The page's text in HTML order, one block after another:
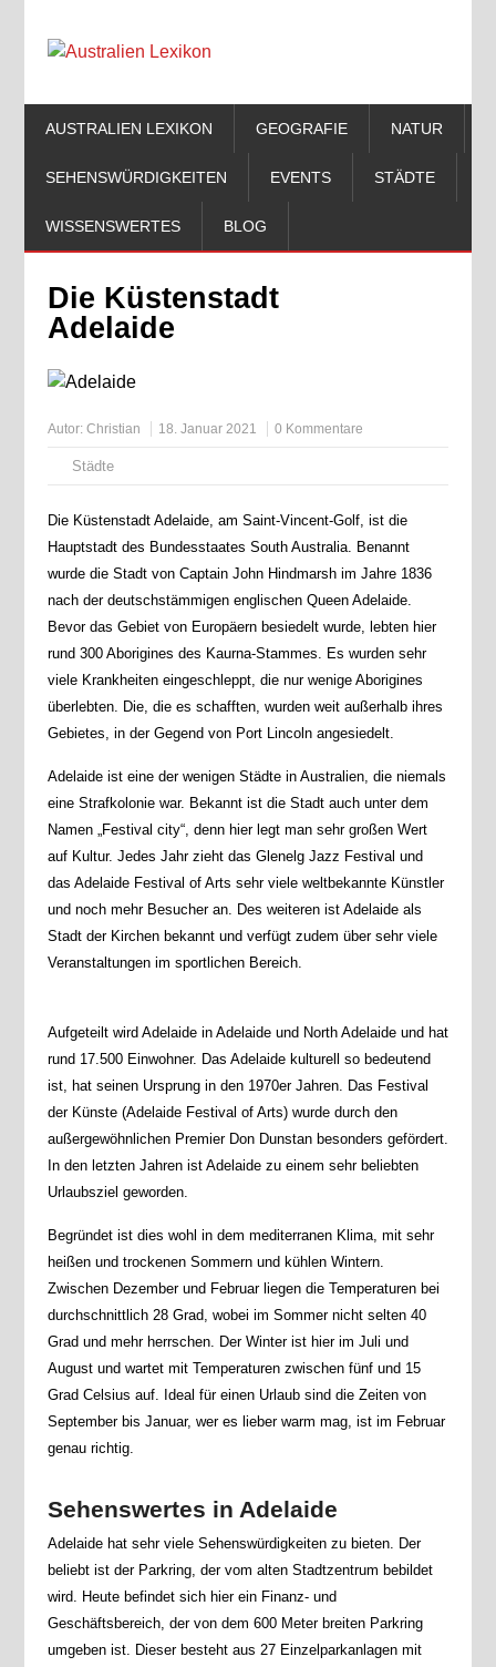
AUSTRALIEN LEXIKON GEOGRAFIE NATUR
SEHENSWÜRDIGKEITEN EVENTS STÄDTE
WISSENSWERTES BLOG
Die Küstenstadt
Adelaide
Autor: Christian 18. Januar 2021 0 Kommentare
Städte
Die Küstenstadt Adelaide, am Saint-Vincent-Golf, ist die
Hauptstadt des Bundesstaates South Australia. Benannt
wurde die Stadt von Captain John Hindmarsh im Jahre 1836
nach der deutschstämmigen englischen Queen Adelaide.
Bevor das Gebiet von Europäern besiedelt wurde, lebten hier
rund 300 Aborigines des Kaurna-Stammes. Es wurden sehr
viele Krankheiten eingeschleppt, die nur wenige Aborigines
überlebten. Die, die es schafften, wurden weit außerhalb ihres
Gebietes, in der Gegend von Port Lincoln angesiedelt.
Adelaide ist eine der wenigen Städte in Australien, die niemals
eine Strafkolonie war. Bekannt ist die Stadt auch unter dem
Namen „Festival city“, denn hier legt man sehr großen Wert
auf Kultur. Jedes Jahr zieht das Glenelg Jazz Festival und
das Adelaide Festival of Arts sehr viele weltbekannte Künstler
und noch mehr Besucher an. Des weiteren ist Adelaide als
Stadt der Kirchen bekannt und verfügt zudem über sehr viele
Veranstaltungen im sportlichen Bereich.
Aufgeteilt wird Adelaide in Adelaide und North Adelaide und hat
rund 17.500 Einwohner. Das Adelaide kulturell so bedeutend
ist, hat seinen Ursprung in den 1970er Jahren. Das Festival
der Künste (Adelaide Festival of Arts) wurde durch den
außergewöhnlichen Premier Don Dunstan besonders gefördert.
In den letzten Jahren ist Adelaide zu einem sehr beliebten
Urlaubsziel geworden.
Begründet ist dies wohl in dem mediterranen Klima, mit sehr
heißen und trockenen Sommern und kühlen Wintern.
Zwischen Dezember und Februar liegen die Temperaturen bei
durchschnittlich 28 Grad, wobei im Sommer nicht selten 40
Grad und mehr herrschen. Der Winter ist hier im Juli und
August und wartet mit Temperaturen zwischen fünf und 15
Grad Celsius auf. Ideal für einen Urlaub sind die Zeiten von
September bis Januar, wer es lieber warm mag, ist im Februar
genau richtig.
Sehenswertes in Adelaide
Adelaide hat sehr viele Sehenswürdigkeiten zu bieten. Der
beliebt ist der Parkring, der vom alten Stadtzentrum bebildet
wird. Heute befindet sich hier ein Finanz- und
Geschäftsbereich, der von dem 600 Meter breiten Parkring
umgeben ist. Dieser besteht aus 27 Einzelparkanlagen mit